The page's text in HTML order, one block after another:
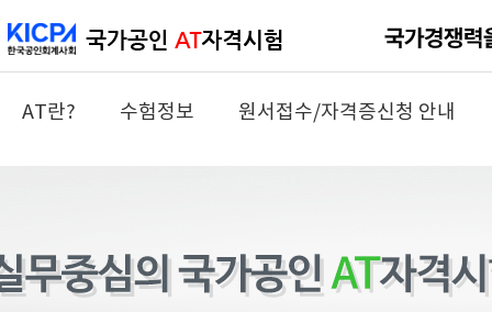
AT란? 수험정보 원서접수/자격증신청 안내